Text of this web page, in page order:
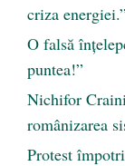
criza
O falsă
puntea!”
Nichifor
românizarea
Protest